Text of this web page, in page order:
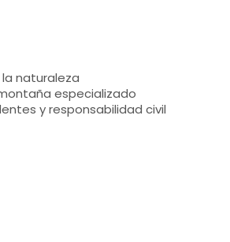
naturaleza
especializado
y responsabilidad civil